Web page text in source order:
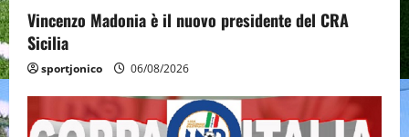
Vincenzo Madonia è il nuovo presidente del CRA
Sicilia
sportjonico 06/08/2026